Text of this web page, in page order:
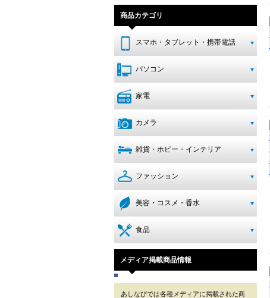
商品カテゴリ
スマホ・タブレット・携帯電話
パソコン
家電
カメラ
雑貨・ホビー・インテリア
ファッション
美容・コスメ・香水
食品
メディア掲載商品情報
あしなびでは各種メディアに掲載された商